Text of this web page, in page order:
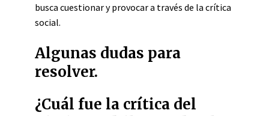
busca cuestionar y provocar a través de la crítica
social.
Algunas dudas para
resolver.
¿Cuál fue la crítica del